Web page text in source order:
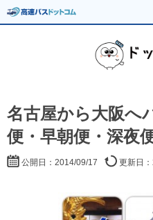
名古屋から大阪へ
便・早朝便・深夜
公開日：2014/09/17 更新日